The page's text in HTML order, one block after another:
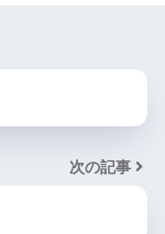
次の記事